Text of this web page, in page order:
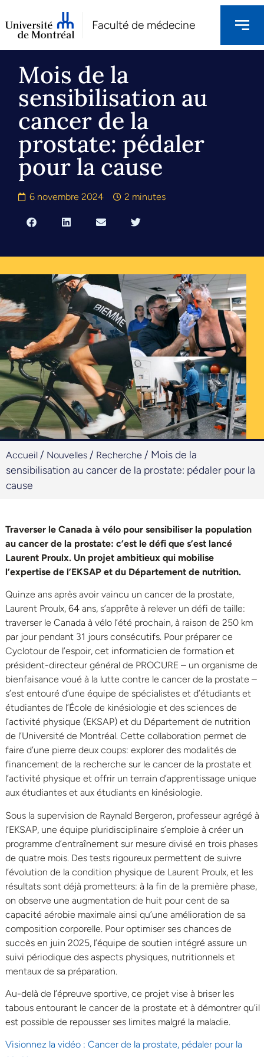
Faculté de médecine
Mois de la
sensibilisation au
cancer de la
prostate: pédaler
pour la cause
6 novembre 2024 2 minutes
Accueil / Nouvelles / Recherche / Mois de la
sensibilisation au cancer de la prostate: pédaler pour la
cause
Traverser le Canada à vélo pour sensibiliser la population
au cancer de la prostate: c’est le défi que s’est lancé
Laurent Proulx. Un projet ambitieux qui mobilise
l’expertise de l’EKSAP et du Département de nutrition.
Quinze ans après avoir vaincu un cancer de la prostate,
Laurent Proulx, 64 ans, s’apprête à relever un défi de taille:
traverser le Canada à vélo l’été prochain, à raison de 250 km
par jour pendant 31 jours consécutifs. Pour préparer ce
Cyclotour de l’espoir, cet informaticien de formation et
président-directeur général de PROCURE – un organisme de
bienfaisance voué à la lutte contre le cancer de la prostate –
s’est entouré d’une équipe de spécialistes et d’étudiants et
étudiantes de l’École de kinésiologie et des sciences de
l’activité physique (EKSAP) et du Département de nutrition
de l’Université de Montréal. Cette collaboration permet de
faire d’une pierre deux coups: explorer des modalités de
financement de la recherche sur le cancer de la prostate et
l’activité physique et offrir un terrain d’apprentissage unique
aux étudiantes et aux étudiants en kinésiologie.
Sous la supervision de Raynald Bergeron, professeur agrégé à
l’EKSAP, une équipe pluridisciplinaire s’emploie à créer un
programme d’entraînement sur mesure divisé en trois phases
de quatre mois. Des tests rigoureux permettent de suivre
l’évolution de la condition physique de Laurent Proulx, et les
résultats sont déjà prometteurs: à la fin de la première phase,
on observe une augmentation de huit pour cent de sa
capacité aérobie maximale ainsi qu’une amélioration de sa
composition corporelle. Pour optimiser ses chances de
succès en juin 2025, l’équipe de soutien intégré assure un
suivi périodique des aspects physiques, nutritionnels et
mentaux de sa préparation.
Au-delà de l’épreuve sportive, ce projet vise à briser les
tabous entourant le cancer de la prostate et à démontrer qu’il
est possible de repousser ses limites malgré la maladie.
Visionnez la vidéo : Cancer de la prostate, pédaler pour la